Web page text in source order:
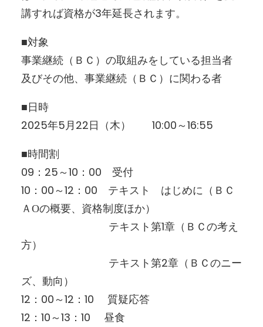
講すれば資格が3年延長されます。
■対象
事業継続（ＢＣ）の取組みをしている担当者
及びその他、事業継続（ＢＣ）に関わる者
■日時
2025年5月22日（木） 10:00～16:55
■時間割
09：25～10：00 受付
10：00～12：00 テキスト はじめに（ＢＣ
ＡОの概要、資格制度ほか）
テキスト第1章（ＢＣの考え
方）
テキスト第2章（ＢＣのニー
ズ、動向）
12：00～12：10 質疑応答
12：10～13：10 昼食